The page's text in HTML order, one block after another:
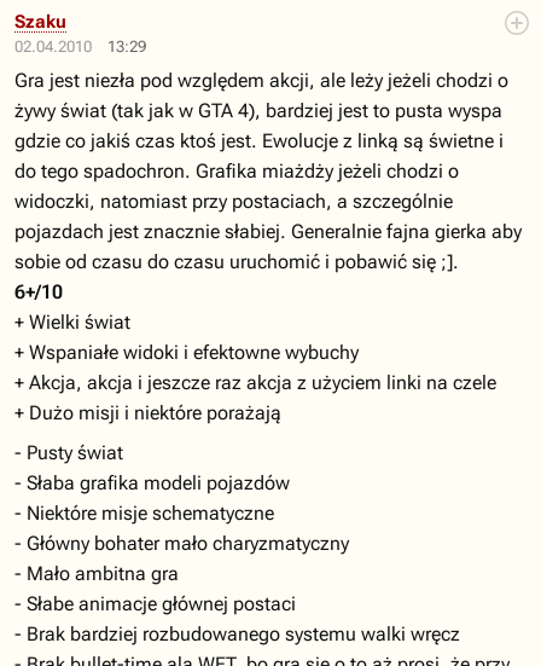
02.04.2010 13:29
Szaku
Gra jest niezła pod względem akcji, ale leży jeżeli chodzi o
żywy świat (tak jak w GTA 4), bardziej jest to pusta wyspa
gdzie co jakiś czas ktoś jest. Ewolucje z linką są świetne i
do tego spadochron. Grafika miażdży jeżeli chodzi o
widoczki, natomiast przy postaciach, a szczególnie
pojazdach jest znacznie słabiej. Generalnie fajna gierka aby
sobie od czasu do czasu uruchomić i pobawić się ;].
6+/10
+ Wielki świat
+ Wspaniałe widoki i efektowne wybuchy
+ Akcja, akcja i jeszcze raz akcja z użyciem linki na czele
+ Dużo misji i niektóre porażają
- Pusty świat
- Słaba grafika modeli pojazdów
- Niektóre misje schematyczne
- Główny bohater mało charyzmatyczny
- Mało ambitna gra
- Słabe animacje głównej postaci
- Brak bardziej rozbudowanego systemu walki wręcz